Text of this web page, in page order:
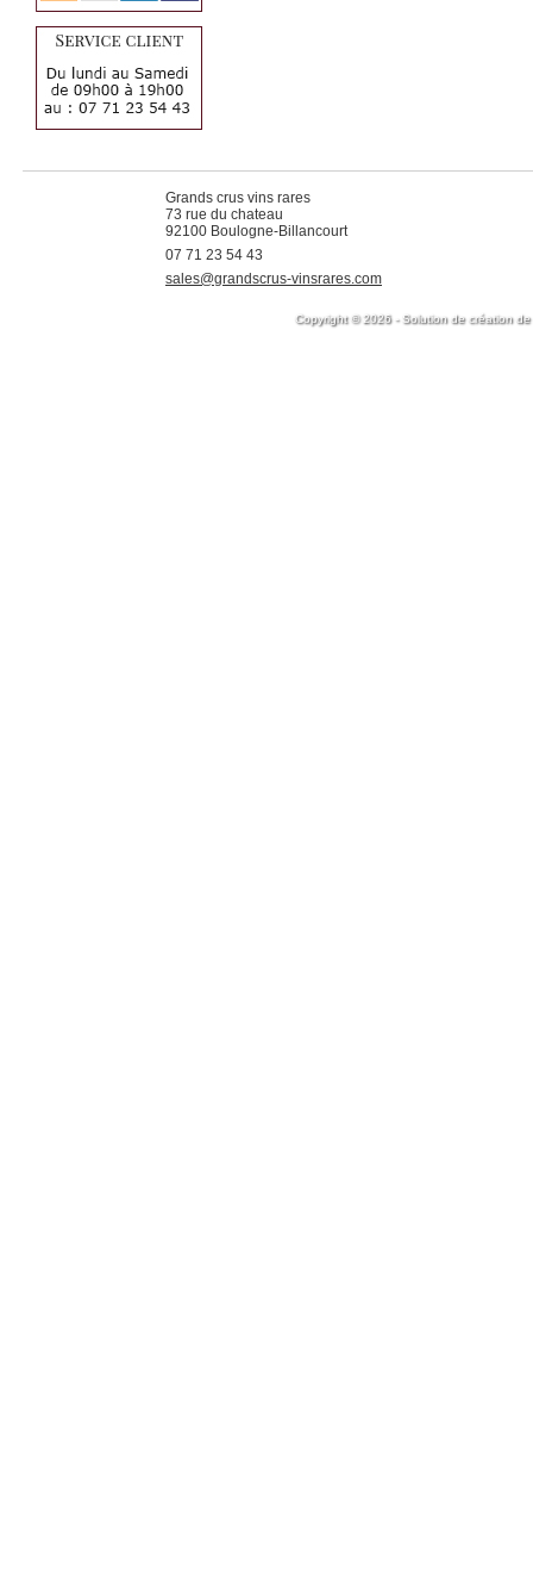
Grands crus vins rares
73 rue du chateau
92100 Boulogne-Billancourt
07 71 23 54 43
sales@grandscrus-vinsrares.com
Copyright © 2026 - Solution de création